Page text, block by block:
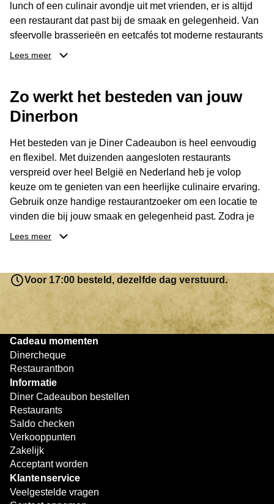
lunch of een culinair avondje uit met vrienden, er is altijd
een restaurant dat past bij de smaak en gelegenheid. Van
sfeervolle brasserieën en eetcafés tot moderne restaurants
en gastronomische locaties: er is voor ieder wat wils.
buurt, bijvoorbeeld in Brussel, Antwerpen, Gent of Brugge.
De ontvanger kiest zelf waar en wanneer er wordt genoten
van deze culinaire ervaring. Zo is de Diner Cadeaubon
niet alleen een diner, maar een bijzondere belevenis.
Lees meer
Zo werkt het besteden van jouw
Dinerbon
Het besteden van je Diner Cadeaubon is heel eenvoudig
en flexibel. Met duizenden aangesloten restaurants
verspreid over heel België en Nederland heb je volop
keuze om te genieten van een heerlijke culinaire ervaring.
Gebruik onze handige restaurantzoeker om een locatie te
vinden die bij jouw smaak en gelegenheid past. Zodra je
je keuze hebt gemaakt, kun je eenvoudig reserveren en na
resterende bedrag blijft gewoon op de bon staan en kan
later worden gebruikt. Zo geniet je keer op keer van
bijzondere eetmomenten.
Lees meer
Voor 17:00 besteld, dezelfde dag verstuurd.
Cadeau momenten
Dinercheque
Restaurantbon
Informatie
Diner Cadeaubon bestellen
Restaurants
Saldo checken
Verkooppunten
Zakelijk
Acceptant worden
Klantenservice
Veelgestelde vragen